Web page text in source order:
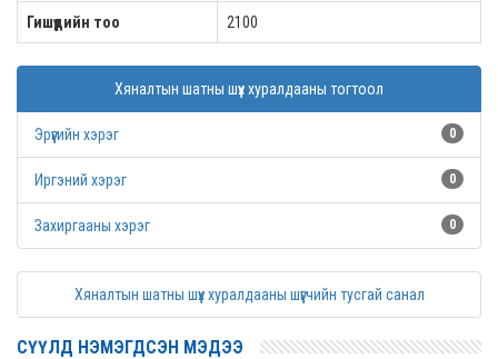
Гишүүдийн тоо 2100
Хяналтын шатны шүүх хуралдааны тогтоол
Эрүүгийн хэрэг 0
Иргэний хэрэг 0
Захиргааны хэрэг 0
Хяналтын шатны шүүх хуралдааны шүүгчийн тусгай санал
СҮҮЛД НЭМЭГДСЭН МЭДЭЭ